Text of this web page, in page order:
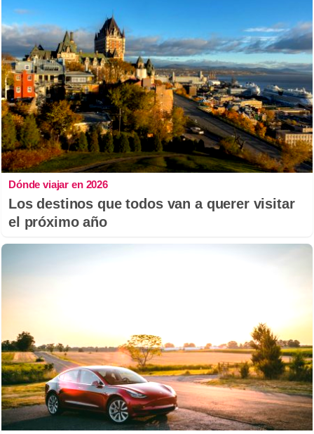
Dónde viajar en 2026
Los destinos que todos van a querer visitar
el próximo año